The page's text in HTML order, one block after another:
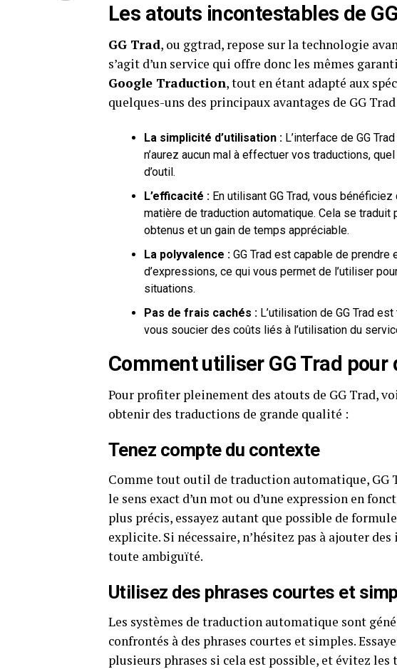
Les atouts incontestables de
GG Trad, ou ggtrad, repose sur la technologie
s’agit d’un service qui offre donc les mêmes
Google Traduction, tout en étant adapté aux
quelques-uns des principaux avantages de GG
La simplicité d’utilisation : L’interface de GG
n’aurez aucun mal à effectuer vos traductions,
d’outil.
L’efficacité : En utilisant GG Trad, vous
matière de traduction automatique. Cela se
obtenus et un gain de temps appréciable.
La polyvalence : GG Trad est capable de
d’expressions, ce qui vous permet de l’utiliser
situations.
Pas de frais cachés : L’utilisation de GG Trad
vous soucier des coûts liés à l’utilisation du
Comment utiliser GG Trad
Pour profiter pleinement des atouts de GG Trad,
obtenir des traductions de grande qualité :
Tenez compte du contexte
Comme tout outil de traduction automatique,
le sens exact d’un mot ou d’une expression en
plus précis, essayez autant que possible de
explicite. Si nécessaire, n’hésitez pas à ajouter
toute ambiguïté.
Utilisez des phrases courtes et
Les systèmes de traduction automatique sont
confrontés à des phrases courtes et simples.
plusieurs phrases si cela est possible, et évitez